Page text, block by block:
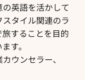
の英語を活かして
タイル関連のラ
することを目的
す。
ウンセラー、